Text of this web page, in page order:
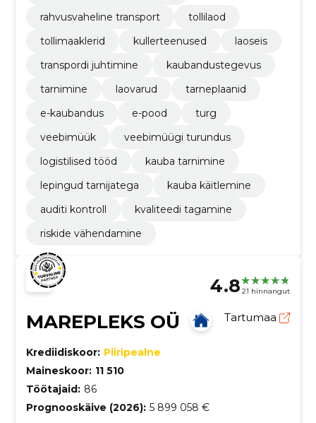
rahvusvaheline transport
tollilaod
tollimaaklerid
kullerteenused
laoseis
transpordi juhtimine
kaubandustegevus
tarnimine
laovarud
tarneplaanid
e-kaubandus
e-pood
turg
veebimüük
veebimüügi turundus
logistilised tööd
kauba tarnimine
lepingud tarnijatega
kauba käitlemine
auditi kontroll
kvaliteedi tagamine
riskide vähendamine
4.8 21 hinnangut
MAREPLEKS OÜ Tartumaa
Krediidiskoor: Piiripealne
Maineskoor: 11 510
Töötajaid: 86
Prognooskäive (2026): 5 899 058 €